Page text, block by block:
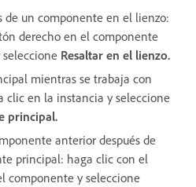
de un componente en el lienzo:
derecho en el componente
seleccione Resaltar en el lienzo.
mientras se trabaja con
clic en la instancia y seleccione
principal.
anterior después de
principal: haga clic con el
componente y seleccione